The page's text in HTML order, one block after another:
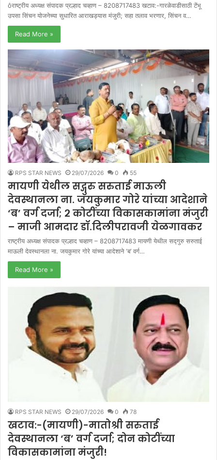
ôराष्ट्रीय अध्यक्ष संपादक प्रल्हाद चव्हाण – 8208717483 खटाव:-गारळेवाडीसाठी टेंभू
उपसा सिंचन योजनेच्या सुधारित आराखड्यास मंजुरी; सहा तलाव भरणार, सिंचन व…
Read More »
RPS STAR NEWS 29/07/2026 0 55
मायणी येथील सद्गुरु सरुताई माऊली
देवस्थानला ना. जयकुमार गोरे यांच्या आदेशाने
‘ब’ वर्ग दर्जा; २ कोटींच्या विकासकामांना मंजुरी
– माजी आमदार डॉ.दिलीपरावजी येळगावकर
राष्ट्रीय अध्यक्ष संपादक प्रल्हाद चव्हाण – 8208717483 मायणी येथील सद्गुरु सरुताई
माऊली देवस्थानला ना. जयकुमार गोरे यांच्या आदेशाने ‘ब’ वर्ग…
Read More »
RPS STAR NEWS 29/07/2026 0 78
खटाव:-(मायणी)-मातोश्री सरुताई
देवस्थानला ‘ब’ वर्ग दर्जा; दोन कोटींच्या
विकासकामांना मंजुरी!